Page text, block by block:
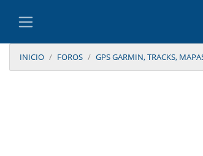
INICIO FOROS GPS GARMIN, TRACKS,